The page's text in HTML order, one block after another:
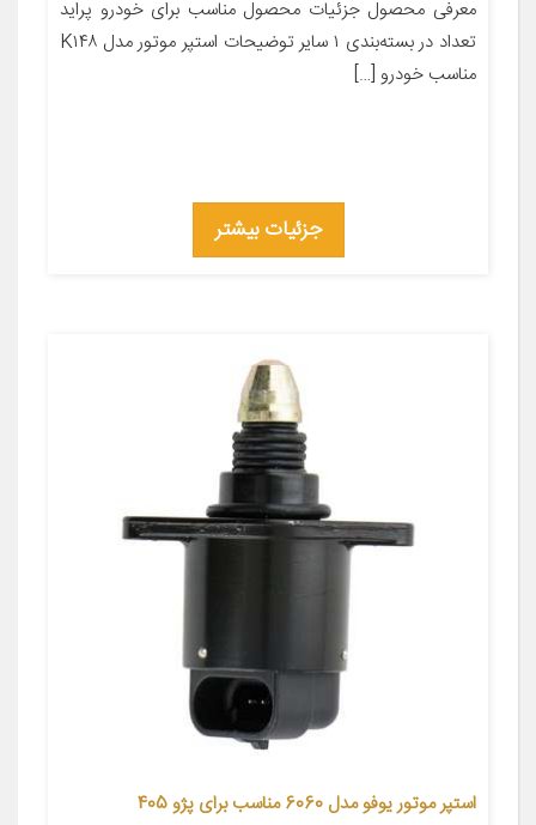
معرفی محصول جزئیات محصول مناسب برای خودرو پراید
تعداد در بسته‌بندی ۱ سایر توضیحات استپر موتور مدل K۱۴۸
مناسب خودرو […]
جزئیات بیشتر
استپر موتور یوفو مدل 6060 مناسب برای پژو 405